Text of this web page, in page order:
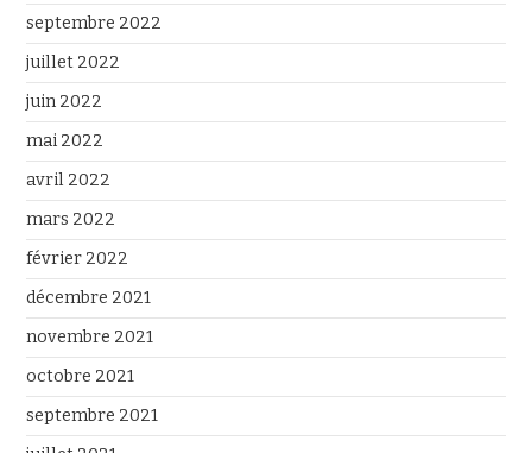
septembre 2022
juillet 2022
juin 2022
mai 2022
avril 2022
mars 2022
février 2022
décembre 2021
novembre 2021
octobre 2021
septembre 2021